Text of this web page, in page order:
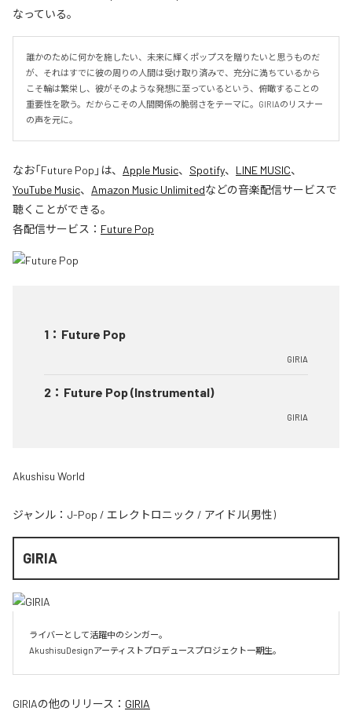
なっている。
誰かのために何かを施したい、未来に輝くポップスを贈りたいと思うものだ
が、それはすでに彼の周りの人間は受け取り済みで、充分に満ちているから
こそ輪は繁栄し、彼がそのような発想に至っているという、俯瞰することの
重要性を歌う。だからこその人間関係の脆弱さをテーマに。GIRIAのリスナー
の声を元に。
なお「Future Pop 」は、 Apple Music、 Spotify、 LINE MUSIC、
YouTube Music、 Amazon Music Unlimitedなどの音楽配信サービスで
聴くことができる。
各配信サービス： Future Pop
1 ： Future Pop
GIRIA
2 ： Future Pop (Instrumental)
GIRIA
Akushisu World
ジャンル： J-Pop / エレクトロニック / アイドル(男性)
GIRIA
ライバーとして活躍中のシンガー。
AkushisuDesignアーティストプロデュースプロジェクト一期生。
GIRIAの他のリリース： GIRIA